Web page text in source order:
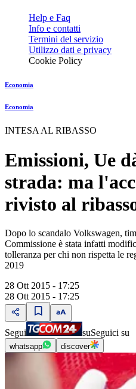
Help e Faq
Info e contatti
Termini del servizio
Utilizzo dati e privacy
Cookie Policy
Economia
Economia
INTESA AL RIBASSO
Emissioni, Ue
strada: ma
rivisto al
Dopo lo scandalo Volkswagen,
Commissione è stata infatti
tolleranza per chi non rispetta le
2019
28 Ott 2015 - 17:25
28 Ott 2015 - 17:25
Segui suSeguici su
whatsapp discover